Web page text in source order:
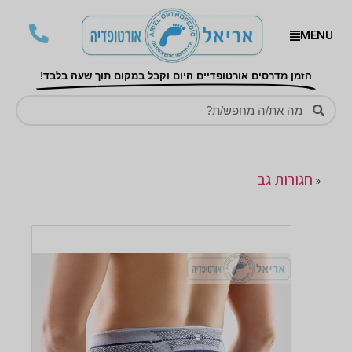
MENU
הזמן מדרסים אורטופדיים היום וקבל במקום תוך שעה בלבד!
« חגורות גב